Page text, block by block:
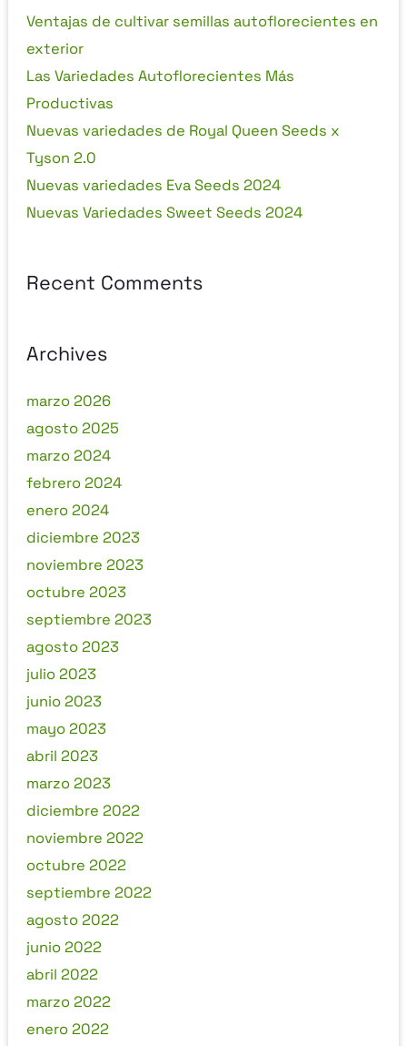
Ventajas de cultivar semillas autoflorecientes en
exterior
Las Variedades Autoflorecientes Más
Productivas
Nuevas variedades de Royal Queen Seeds x
Tyson 2.0
Nuevas variedades Eva Seeds 2024
Nuevas Variedades Sweet Seeds 2024
Recent Comments
Archives
marzo 2026
agosto 2025
marzo 2024
febrero 2024
enero 2024
diciembre 2023
noviembre 2023
octubre 2023
septiembre 2023
agosto 2023
julio 2023
junio 2023
mayo 2023
abril 2023
marzo 2023
diciembre 2022
noviembre 2022
octubre 2022
septiembre 2022
agosto 2022
junio 2022
abril 2022
marzo 2022
enero 2022